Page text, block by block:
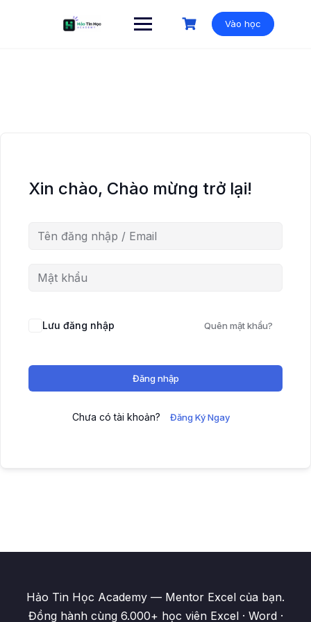
Vào học
Xin chào, Chào mừng trở lại!
Lưu đăng nhập Quên mật khẩu?
Đăng nhập
Chưa có tài khoản? Đăng Ký Ngay
Hảo Tin Học Academy — Mentor Excel của bạn.
Đồng hành cùng 6.000+ học viên Excel · Word ·